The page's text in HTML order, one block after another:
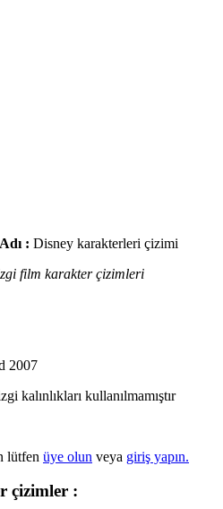
: Disney karakterleri çizimi
film karakter çizimleri
2007
kalınlıkları kullanılmamıştır
lütfen üye olun veya giriş yapın.
çizimler :